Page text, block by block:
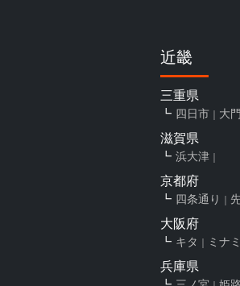
近畿
三重県
四日市 大門
滋賀県
浜大津
京都府
四条通り
大阪府
キタ ミナミ
兵庫県